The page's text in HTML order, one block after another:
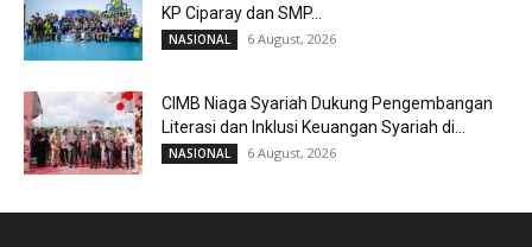
KP Ciparay dan SMP...
NASIONAL 6 August, 2026
CIMB Niaga Syariah Dukung Pengembangan
Literasi dan Inklusi Keuangan Syariah di...
NASIONAL 6 August, 2026